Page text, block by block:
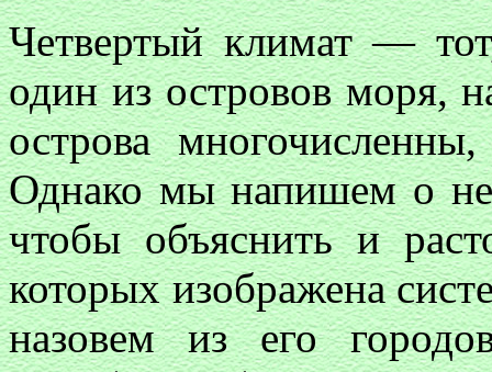
Четвертый климат —
один из островов моря,
острова
Однако мы напишем о
чтобы объяснить и
которых изображена
назовем из его